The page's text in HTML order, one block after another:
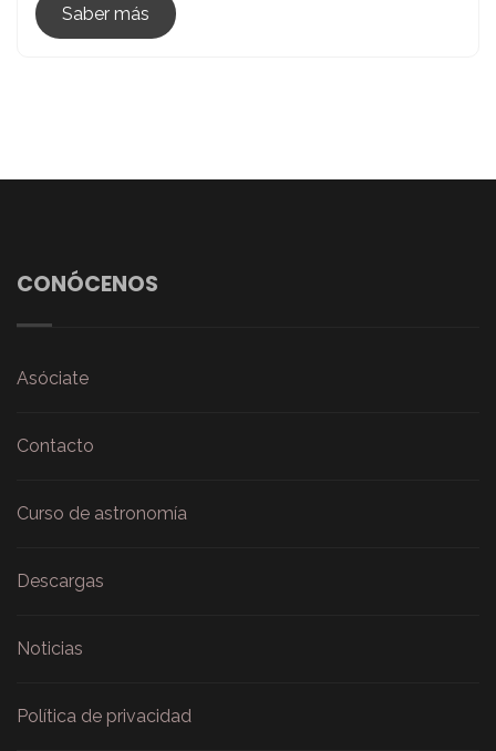
Saber más
CONÓCENOS
Asóciate
Contacto
Curso de astronomía
Descargas
Noticias
Política de privacidad